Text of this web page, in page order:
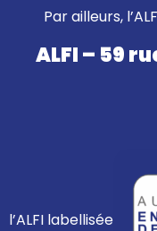
Par ailleurs,
ALFI – 59
l’ALFI labellisée